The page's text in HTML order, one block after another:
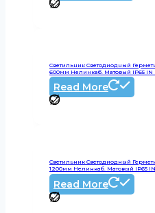
Светильник Светодиодный
600мм Нелинкаб. Матовый IP65 IN
Read More
Светильник Светодиодный
1200мм Нелинкаб. Матовый IP65 IN
Read More